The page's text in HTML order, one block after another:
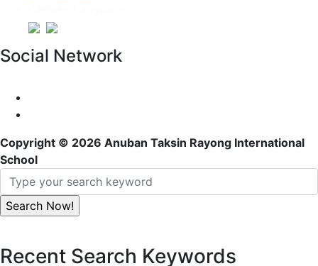
Social Network
Copyright © 2026 Anuban Taksin Rayong International
School
Recent Search Keywords